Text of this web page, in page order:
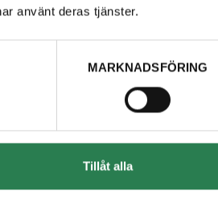
använt deras tjänster.
MARKNADSFÖRING
Tillåt alla